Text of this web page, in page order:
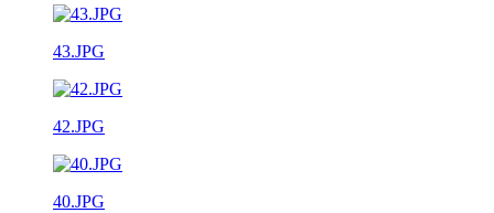
43.JPG
42.JPG
40.JPG